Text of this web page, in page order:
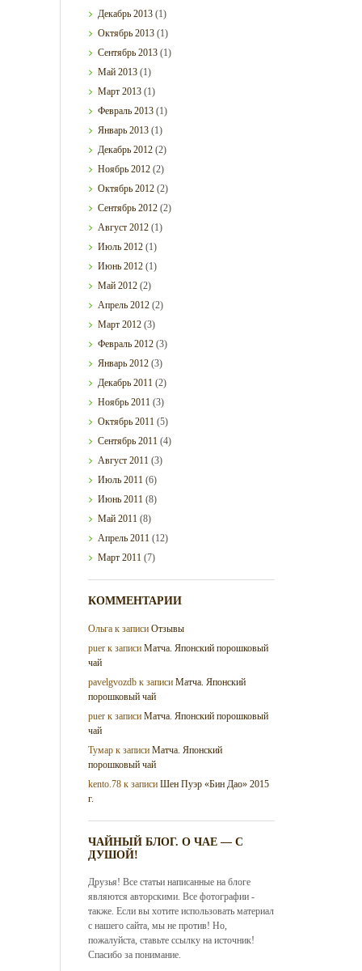
Декабрь2013 (1)
Октябрь2013 (1)
Сентябрь2013 (1)
Май2013 (1)
Март2013 (1)
Февраль2013 (1)
Январь2013 (1)
Декабрь2012 (2)
Ноябрь2012 (2)
Октябрь2012 (2)
Сентябрь2012 (2)
Август2012 (1)
Июль2012 (1)
Июнь2012 (1)
Май2012 (2)
Апрель2012 (2)
Март2012 (3)
Февраль2012 (3)
Январь2012 (3)
Декабрь2011 (2)
Ноябрь2011 (3)
Октябрь2011 (5)
Сентябрь2011 (4)
Август2011 (3)
Июль2011 (6)
Июнь2011 (8)
Май2011 (8)
Апрель2011 (12)
Март2011 (7)
КОММЕНТАРИИ
Ольга к записиОтзывы
puer к записиМатча. Японский порошковый
чай
pavelgvozdb к записиМатча. Японский
порошковый чай
puer к записиМатча. Японский порошковый
чай
Тумар к записиМатча. Японский
порошковый чай
kento.78 к записиШен Пуэр «Бин Дао» 2015
г.
ЧАЙНЫЙ БЛОГ. О ЧАЕ — С
ДУШОЙ!
Друзья! Все статьи написанные на блоге
являются авторскими. Все фотографии -
также. Если вы хотите использовать материал
с нашего сайта, мы не против! Но,
пожалуйста, ставьте ссылку на источник!
Спасибо за понимание.